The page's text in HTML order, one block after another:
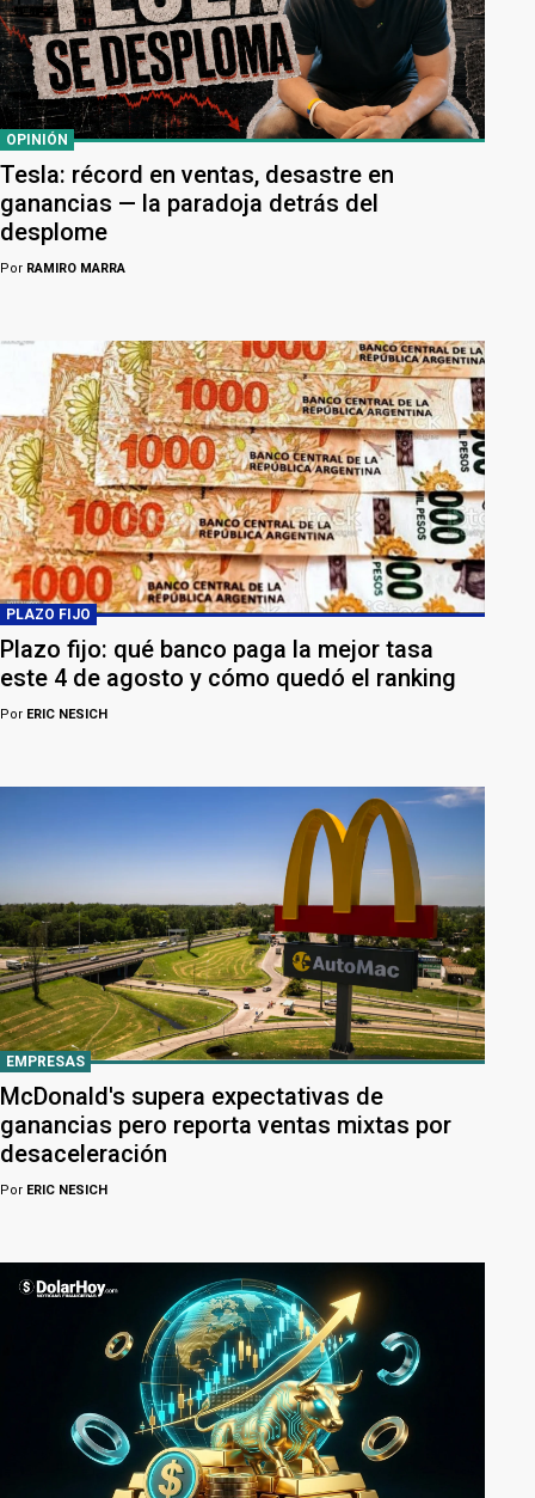
OPINIÓN
Tesla: récord en ventas, desastre en
ganancias — la paradoja detrás del
desplome
Por RAMIRO MARRA
PLAZO FIJO
Plazo fijo: qué banco paga la mejor tasa
este 4 de agosto y cómo quedó el ranking
Por ERIC NESICH
EMPRESAS
McDonald's supera expectativas de
ganancias pero reporta ventas mixtas por
desaceleración
Por ERIC NESICH